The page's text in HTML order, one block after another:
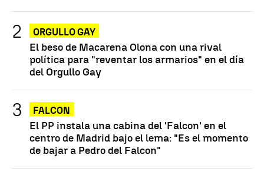
ORGULLO GAY
El beso de Macarena Olona con una rival
política para "reventar los armarios" en el día
del Orgullo Gay
FALCON
El PP instala una cabina del 'Falcon' en el
centro de Madrid bajo el lema: "Es el momento
de bajar a Pedro del Falcon"